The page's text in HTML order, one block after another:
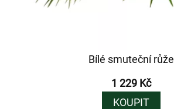
Bílé smuteční růže
1 229 Kč
KOUPIT